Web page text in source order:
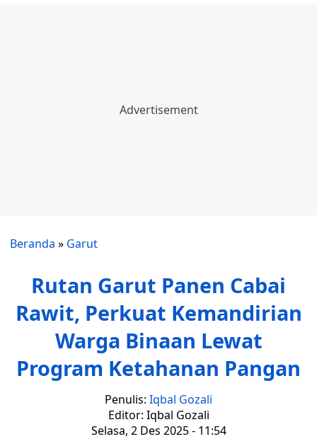
Beranda » Garut
Rutan Garut Panen Cabai
Rawit, Perkuat Kemandirian
Warga Binaan Lewat
Program Ketahanan Pangan
Penulis: Iqbal Gozali
Editor: Iqbal Gozali
Selasa, 2 Des 2025 - 11:54